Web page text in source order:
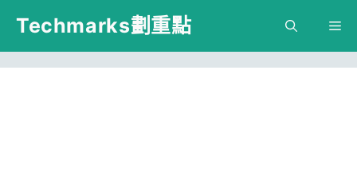
跳
主
Techmarks劃重點